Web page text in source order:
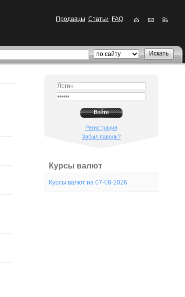
Продавцы Статьи FAQ
Регистрация
Забыл пароль?
Курсы валют
Курсы валют на 07-08-2026